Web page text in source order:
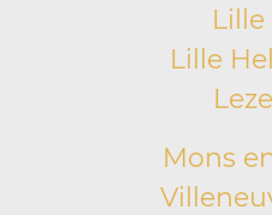
Lille
Lille
Mons